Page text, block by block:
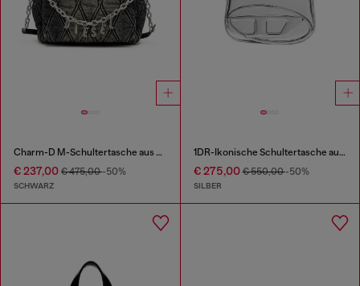
Charm-D M-Schultertasche aus Steppdenim
€ 237,00 € 475,00-50%
SCHWARZ
1DR-Ikonische Schultertasche aus Spiegel-Leder
€ 275,00€ 550,00-50%
SILBER